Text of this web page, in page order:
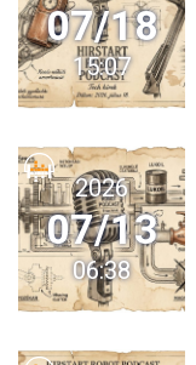
07/18
15:07
2026
07/13
06:38